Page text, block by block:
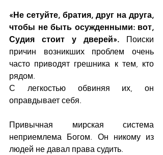
«Не сетуйте, братия, друг на друга,
чтобы не быть осужденными: вот,
Судия стоит у дверей». Поиски
причин возникших проблем очень
часто приводят грешника к тем, кто
рядом.
С легкостью обвиняя их, он
оправдывает себя.
Привычная мирская система
неприемлема Богом. Он никому из
людей не давал права судить.